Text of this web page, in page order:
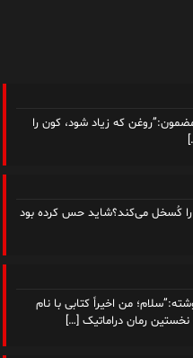
که زیاد شود، کون را
را کُسخل می‌کند؟شاید حس کرده بود
من اخیراً کتابی با نام
رمان دراماتیک […]